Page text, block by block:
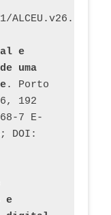
e
uma
. Porto
192
7 E-
DOI:
e